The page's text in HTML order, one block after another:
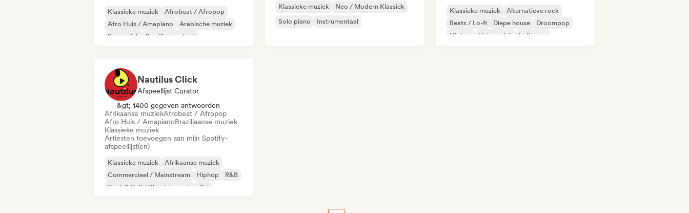
Klassieke muziek
Afrobeat / Afropop
Afro Huis / Amapiano
Arabische muziek
Basmuziek
Braziliaanse funk
Klassieke muziek
Neo / Modern Klassiek
Solo piano
Instrumentaal
Klassieke muziek
Alternatieve rock
Beats / Lo-fi
Diepe house
Droompop
Hiphop
Huismuziek Indie pop
Nautilus Click
Afspeellijst Curator
&gt; 1400 gegeven antwoorden
Afrikaanse muziekAfrobeat / Afropop
Afro Huis / AmapianoBraziliaanse muziek
Klassieke muziek
Artiesten toevoegen aan mijn Spotify-
afspeellijst(en)
Klassieke muziek
Afrikaanse muziek
Commercieel / Mainstream
Hiphop
R&B
Rock & Roll / Klassieke rock
Ziel